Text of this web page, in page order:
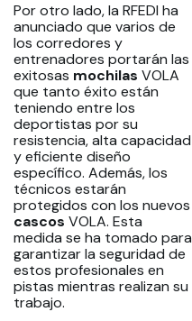
Por otro lado, la RFEDI ha
anunciado que varios de
los corredores y
entrenadores portarán las
exitosas mochilas VOLA
que tanto éxito están
teniendo entre los
deportistas por su
resistencia, alta capacidad
y eficiente diseño
específico. Además, los
técnicos estarán
protegidos con los nuevos
cascos VOLA. Esta
medida se ha tomado para
garantizar la seguridad de
estos profesionales en
pistas mientras realizan su
trabajo.